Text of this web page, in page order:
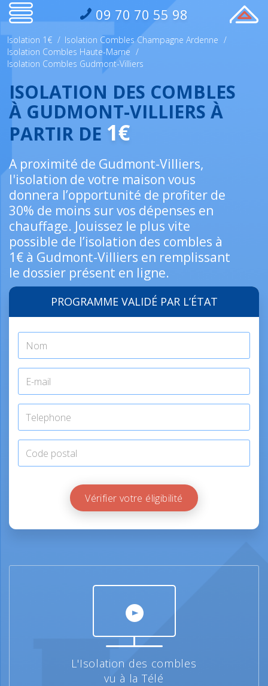
09 70 70 55 98
Isolation 1€ / Isolation Combles Champagne Ardenne /
Isolation Combles Haute-Marne /
Isolation Combles Gudmont-Villiers
ISOLATION DES COMBLES
À GUDMONT-VILLIERS À
PARTIR DE 1€
A proximité de Gudmont-Villiers,
l'isolation de votre maison vous
donnera l’opportunité de profiter de
30% de moins sur vos dépenses en
chauffage. Jouissez le plus vite
possible de l’isolation des combles à
1€ à Gudmont-Villiers en remplissant
le dossier présent en ligne.
PROGRAMME VALIDÉ PAR L’ÉTAT
Vérifier votre éligibilité
L'Isolation des combles
vu à la Télé